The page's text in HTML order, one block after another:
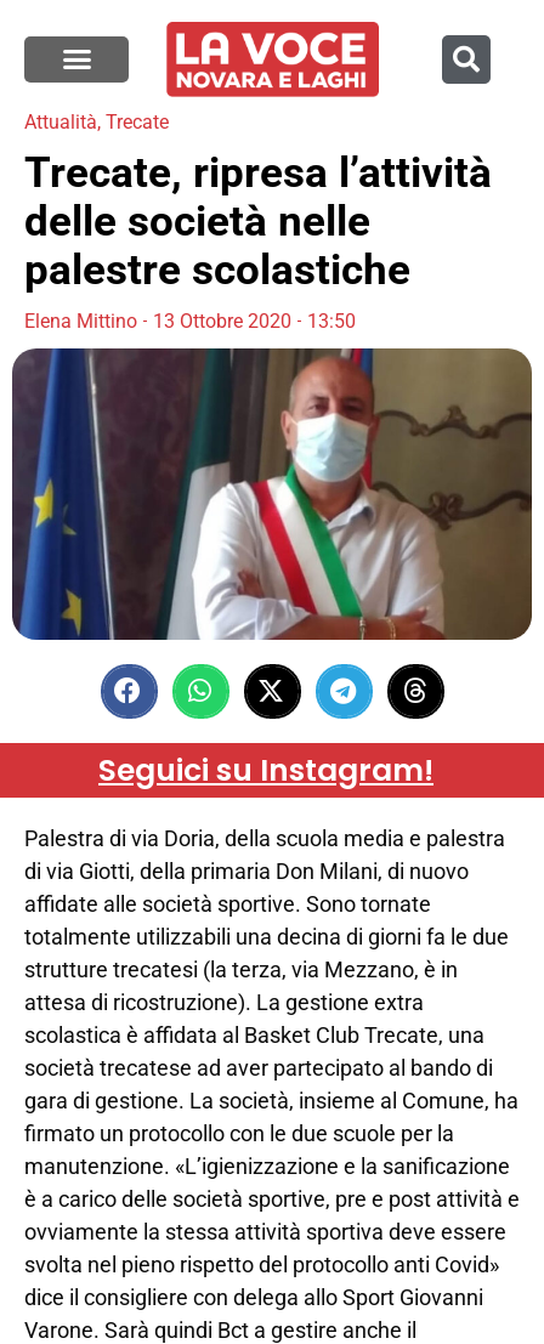
Attualità, Trecate
Trecate, ripresa l’attività
delle società nelle
palestre scolastiche
Elena Mittino 13 Ottobre 2020 13:50
Seguici su Instagram!
Palestra di via Doria, della scuola media e palestra
di via Giotti, della primaria Don Milani, di nuovo
affidate alle società sportive. Sono tornate
totalmente utilizzabili una decina di giorni fa le due
strutture trecatesi (la terza, via Mezzano, è in
attesa di ricostruzione). La gestione extra
scolastica è affidata al Basket Club Trecate, una
società trecatese ad aver partecipato al bando di
gara di gestione. La società, insieme al Comune, ha
firmato un protocollo con le due scuole per la
manutenzione. «L’igienizzazione e la sanificazione
è a carico delle società sportive, pre e post attività e
ovviamente la stessa attività sportiva deve essere
svolta nel pieno rispetto del protocollo anti Covid»
dice il consigliere con delega allo Sport Giovanni
Varone. Sarà quindi Bct a gestire anche il